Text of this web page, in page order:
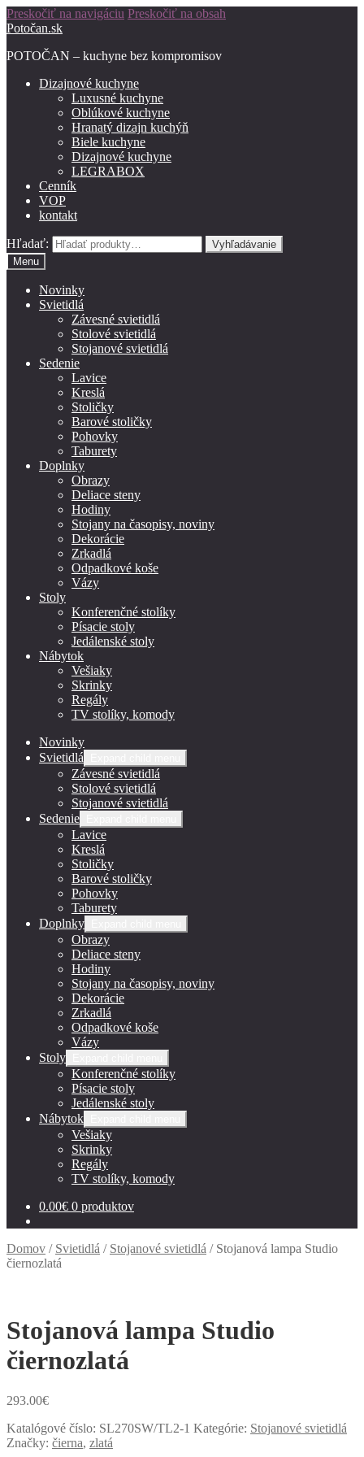
Preskočiť na navigáciu Preskočiť na obsah
Potočan.sk
POTOČAN – kuchyne bez kompromisov
Dizajnové kuchyne
Luxusné kuchyne
Oblúkové kuchyne
Hranatý dizajn kuchýň
Biele kuchyne
Dizajnové kuchyne
LEGRABOX
Cenník
VOP
kontakt
Hľadať:
Vyhľadávanie
Menu
Novinky
Svietidlá
Závesné svietidlá
Stolové svietidlá
Stojanové svietidlá
Sedenie
Lavice
Kreslá
Stoličky
Barové stoličky
Pohovky
Taburety
Doplnky
Obrazy
Deliace steny
Hodiny
Stojany na časopisy, noviny
Dekorácie
Zrkadlá
Odpadkové koše
Vázy
Stoly
Konferenčné stolíky
Písacie stoly
Jedálenské stoly
Nábytok
Vešiaky
Skrinky
Regály
TV stolíky, komody
Novinky
Svietidlá
Závesné svietidlá
Stolové svietidlá
Stojanové svietidlá
Sedenie
Lavice
Kreslá
Stoličky
Barové stoličky
Pohovky
Taburety
Doplnky
Obrazy
Deliace steny
Hodiny
Stojany na časopisy, noviny
Dekorácie
Zrkadlá
Odpadkové koše
Vázy
Stoly
Konferenčné stolíky
Písacie stoly
Jedálenské stoly
Nábytok
Vešiaky
Skrinky
Regály
TV stolíky, komody
0.00€ 0 produktov
Domov / Svietidlá / Stojanové svietidlá / Stojanová lampa Studio
čiernozlatá
Stojanová lampa Studio
čiernozlatá
293.00€
Katalógové číslo: SL270SW/TL2-1 Kategórie: Stojanové svietidlá
Značky: čierna, zlatá